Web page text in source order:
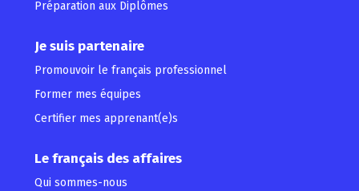
Préparation aux Diplômes
Je suis partenaire
Promouvoir le français professionnel
Former mes équipes
Certifier mes apprenant(e)s
Le français des affaires
Qui sommes-nous